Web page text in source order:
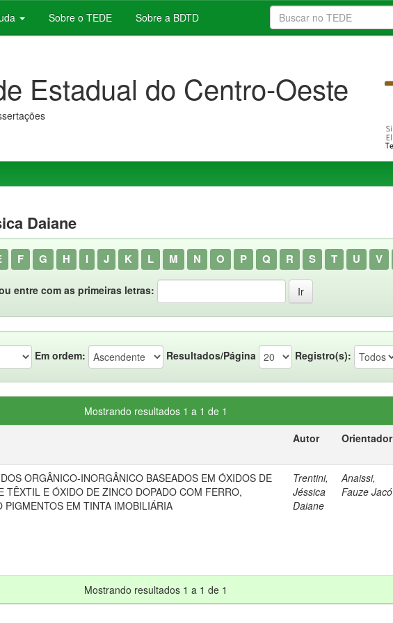
Sobre o TEDE Sobre a BDTD
Estadual do Centro-Oeste
Daiane
F G H I J K L M N O P Q R S T U V
entre com as primeiras letras:
Em ordem: Resultados/Página Registro(s):
Mostrando resultados 1 a 1 de 1
Autor Orientador
ORGÂNICO-INORGÂNICO BASEADOS EM ÓXIDOS DE
TÊXTIL E ÓXIDO DE ZINCO DOPADO COM FERRO,
PIGMENTOS EM TINTA IMOBILIÁRIA
Trentini,
Jéssica
Daiane
Anaissi,
Fauze Jacó
Mostrando resultados 1 a 1 de 1